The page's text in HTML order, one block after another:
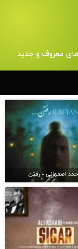
معروف و جدید
اصفهانی - رفتن